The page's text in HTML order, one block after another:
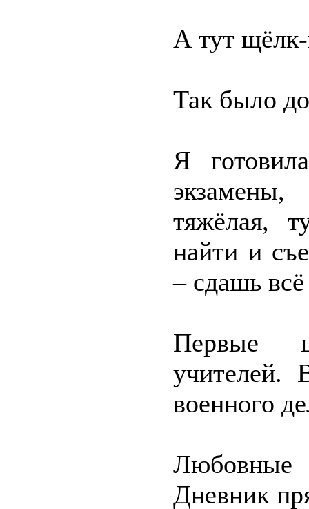
А тут
Так было
Я
тяжёлая,
найти и
– сдашь
Первые
учителей.
военного
Дневник